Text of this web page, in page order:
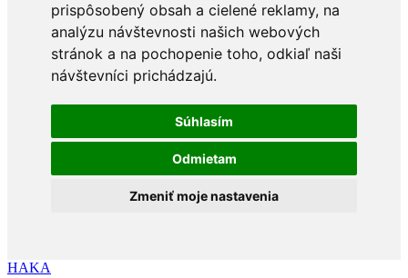
prispôsobený obsah a cielené reklamy, na
analýzu návštevnosti našich webových
stránok a na pochopenie toho, odkiaľ naši
návštevníci prichádzajú.
Súhlasím
Odmietam
Zmeniť moje nastavenia
HAKA